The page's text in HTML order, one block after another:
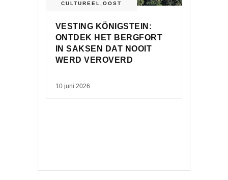
CULTUREEL OOST
VESTING KÖNIGSTEIN:
ONTDEK HET BERGFORT
IN SAKSEN DAT NOOIT
WERD VEROVERD
10 juni 2026